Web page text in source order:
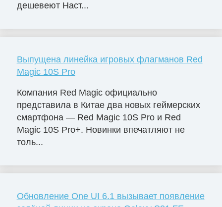
дешевеют Наст...
Выпущена линейка игровых флагманов Red
Magic 10S Pro
Компания Red Magic официально
представила в Китае два новых геймерских
смартфона — Red Magic 10S Pro и Red
Magic 10S Pro+. Новинки впечатляют не
толь...
Обновление One UI 6.1 вызывает появление